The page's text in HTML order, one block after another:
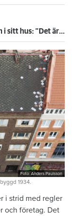
Hyresvärden om sexhandeln i sitt hus: ”Det är för jävligt”
Foto: Anders Paulsson
1934.
i strid med regler
och företag. Det